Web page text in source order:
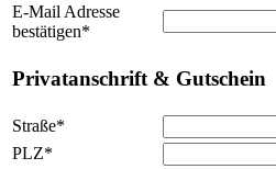
E-Mail Adresse
bestätigen*
Privatanschrift & Gutschein
Straße*
PLZ*